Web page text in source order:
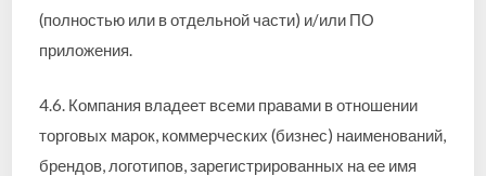
(полностью или в отдельной части) и/или ПО
приложения.
4.6. Компания владеет всеми правами в отношении
торговых марок, коммерческих (бизнес) наименований,
брендов, логотипов, зарегистрированных на ее имя